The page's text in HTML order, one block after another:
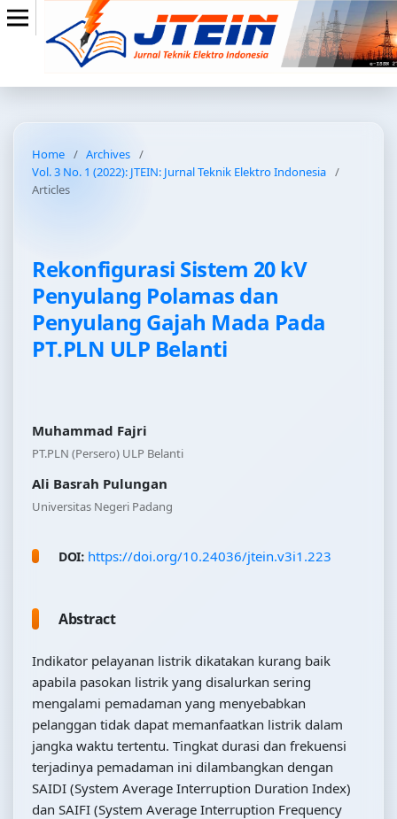
Home / Archives /
Vol. 3 No. 1 (2022): JTEIN: Jurnal Teknik Elektro Indonesia /
Articles
Rekonfigurasi Sistem 20 kV
Penyulang Polamas dan
Penyulang Gajah Mada Pada
PT.PLN ULP Belanti
Muhammad Fajri
PT.PLN (Persero) ULP Belanti
Ali Basrah Pulungan
Universitas Negeri Padang
DOI: https://doi.org/10.24036/jtein.v3i1.223
Abstract
Indikator pelayanan listrik dikatakan kurang baik
apabila pasokan listrik yang disalurkan sering
mengalami pemadaman yang menyebabkan
pelanggan tidak dapat memanfaatkan listrik dalam
jangka waktu tertentu. Tingkat durasi dan frekuensi
terjadinya pemadaman ini dilambangkan dengan
SAIDI (System Average Interruption Duration Index)
dan SAIFI (System Average Interruption Frequency